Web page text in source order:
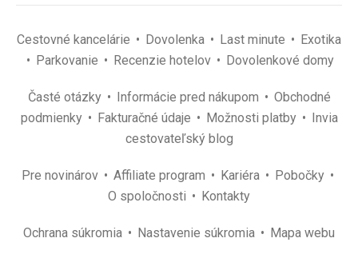
Cestovné kancelárie Dovolenka Last minute
Exotika
Parkovanie
Recenzie hotelov Dovolenkové domy
Časté otázky Informácie pred nákupom
Obchodné
podmienky
Fakturačné údaje Možnosti platby
Invia
cestovateľský blog
Pre novinárov Affiliate program Kariéra
Pobočky
O spoločnosti
Kontakty
Ochrana súkromia Nastavenie súkromia Mapa webu